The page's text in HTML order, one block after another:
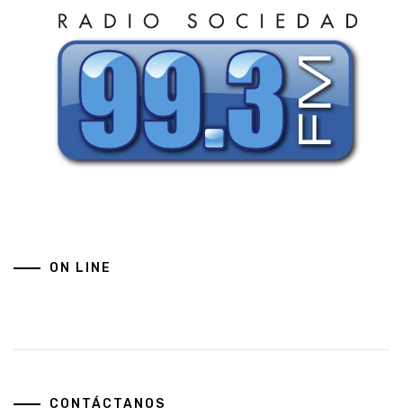
ON LINE
CONTÁCTANOS